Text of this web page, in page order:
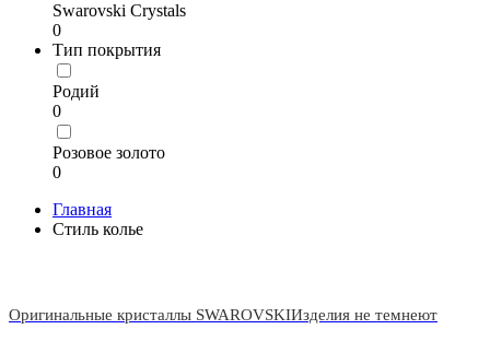
Swarovski Crystals
0
Тип покрытия
Родий
0
Розовое золото
0
Главная
Стиль колье
Оригинальные кристаллы SWAROVSKIИзделия не темнеют